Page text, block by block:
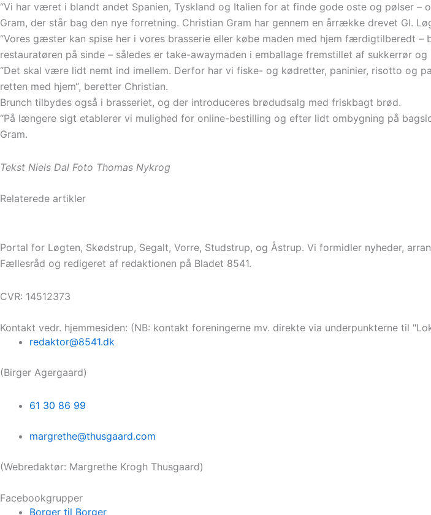
“Vi har været i blandt andet Spanien, Tyskland og Italien for at finde gode oste og pølser
Gram, der står bag den nye forretning. Christian Gram har gennem en årrække drevet Gl.
“Vores gæster kan spise her i vores brasserie eller købe maden med hjem færdigtilberedt
restauratøren på sinde – således er take-awaymaden i emballage fremstillet af sukkerrør og
“Det skal være lidt nemt ind imellem. Derfor har vi fiske- og kødretter, paninier, risotto og
retten med hjem“, beretter Christian.
Brunch tilbydes også i brasseriet, og der introduceres brødudsalg med friskbagt brød.
“På længere sigt etablerer vi mulighed for online-bestilling og efter lidt ombygning på
Gram.
Tekst Niels Dal Foto Thomas Nykrog
Relaterede artikler
Portal for Løgten, Skødstrup, Segalt, Vorre, Studstrup, og Åstrup. Vi formidler nyheder,
Fællesråd og redigeret af redaktionen på Bladet 8541.
CVR: 14512373
Kontakt vedr. hjemmesiden: (NB: kontakt foreningerne mv. direkte via underpunkterne til
redaktor@8541.dk
(Birger Agergaard)
61 30 86 99
margrethe@thusgaard.com
(Webredaktør: Margrethe Krogh Thusgaard)
Facebookgrupper
Borger til Borger